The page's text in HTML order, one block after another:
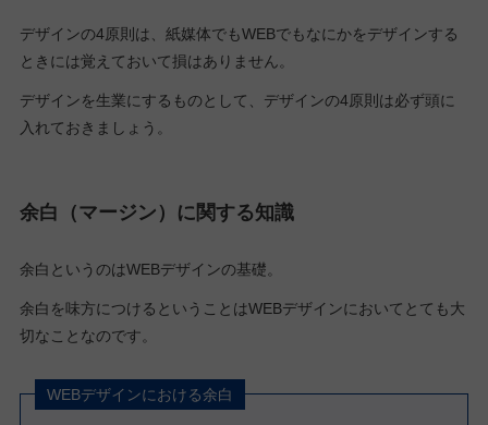
デザインの4原則は、紙媒体でもWEBでもなにかをデザインする
ときには覚えておいて損はありません。
デザインを生業にするものとして、デザインの4原則は必ず頭に
入れておきましょう。
余白（マージン）に関する知識
余白というのはWEBデザインの基礎。
余白を味方につけるということはWEBデザインにおいてとても大
切なことなのです。
WEBデザインにおける余白